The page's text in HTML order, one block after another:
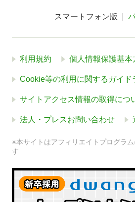
スマートフォン版
利用規約 個人情報保護基本
Cookie等の利用に関するガイド
サイトアクセス情報の取得につ
法人・プレスお問い合わせ
※本サイトはアフィリエイトプログラ
す